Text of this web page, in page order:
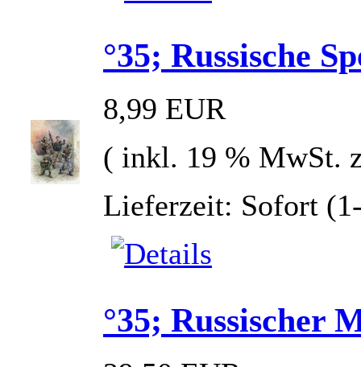
°35; Russische
8,99 EUR
( inkl. 19 % MwSt.
Lieferzeit: Sofort
°35; Russischer